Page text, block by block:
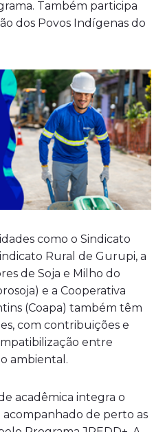
Também participa
dos Povos Indígenas do
como o Sindicato
Rural de Gurupi, a
de Soja e Milho do
e a Cooperativa
(Coapa) também têm
com contribuições e
entre
ambiental.
acadêmica integra o
de perto as